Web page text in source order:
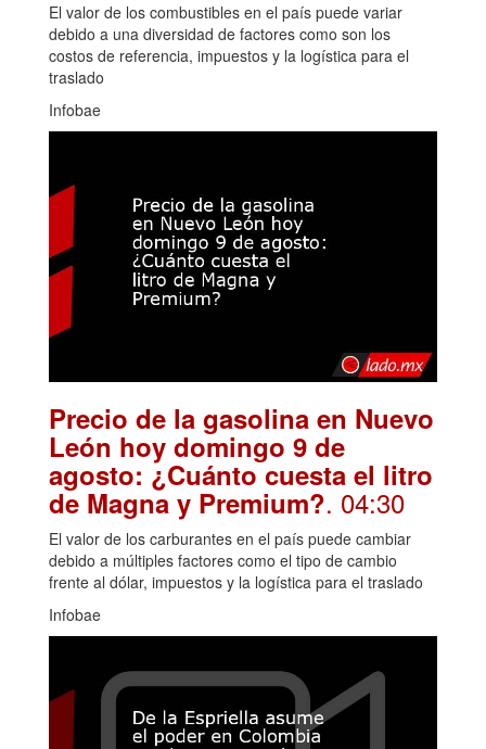
El valor de los combustibles en el país puede variar
debido a una diversidad de factores como son los
costos de referencia, impuestos y la logística para el
traslado
Infobae
Precio de la gasolina en Nuevo
León hoy domingo 9 de
agosto: ¿Cuánto cuesta el litro
de Magna y Premium?. 04:30
El valor de los carburantes en el país puede cambiar
debido a múltiples factores como el tipo de cambio
frente al dólar, impuestos y la logística para el traslado
Infobae